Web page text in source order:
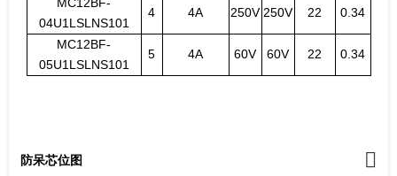
04U1LSLNS101
4 4A 250V 250V 22 0.34
MC12BF-
05U1LSLNS101
5 4A 60V 60V 22 0.34
防呆芯位图